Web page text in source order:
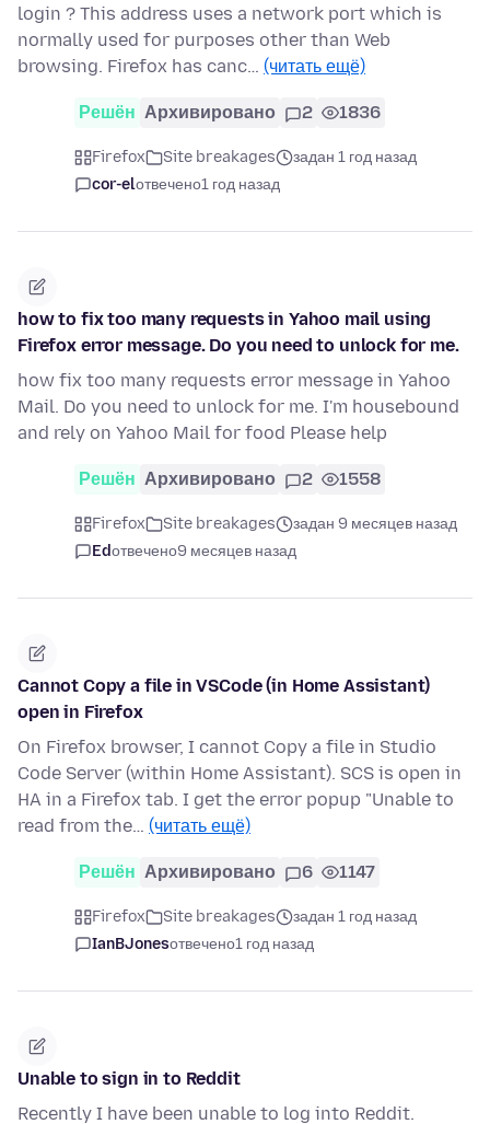
login ? This address uses a network port which is
normally used for purposes other than Web
browsing. Firefox has canc… (читать ещё)
Решён Архивировано 2 1836
Firefox Site breakages
задан 1 год назад
cor-elотвечено1 год назад
how to fix too many requests in Yahoo mail using
Firefox error message. Do you need to unlock for me.
how fix too many requests error message in Yahoo
Mail. Do you need to unlock for me. I'm housebound
and rely on Yahoo Mail for food Please help
Решён Архивировано 2 1558
Firefox Site breakages
задан 9 месяцев назад
Edотвечено9 месяцев назад
Cannot Copy a file in VSCode (in Home Assistant)
open in Firefox
On Firefox browser, I cannot Copy a file in Studio
Code Server (within Home Assistant). SCS is open in
HA in a Firefox tab. I get the error popup "Unable to
read from the… (читать ещё)
Решён Архивировано 6 1147
Firefox Site breakages
задан 1 год назад
IanBJonesотвечено1 год назад
Unable to sign in to Reddit
Recently I have been unable to log into Reddit.